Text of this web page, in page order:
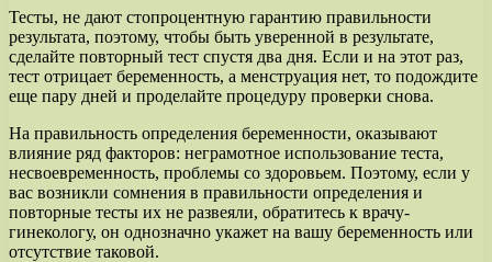
Тесты, не дают стопроцентную гарантию правильности
результата, поэтому, чтобы быть уверенной в результате,
сделайте повторный тест спустя два дня. Если и на этот раз,
тест отрицает беременность, а менструация нет, то подождите
еще пару дней и проделайте процедуру проверки снова.
На правильность определения беременности, оказывают
влияние ряд факторов: неграмотное использование теста,
несвоевременность, проблемы со здоровьем. Поэтому, если у
вас возникли сомнения в правильности определения и
повторные тесты их не развеяли, обратитесь к врачу-
гинекологу, он однозначно укажет на вашу беременность или
отсутствие таковой.